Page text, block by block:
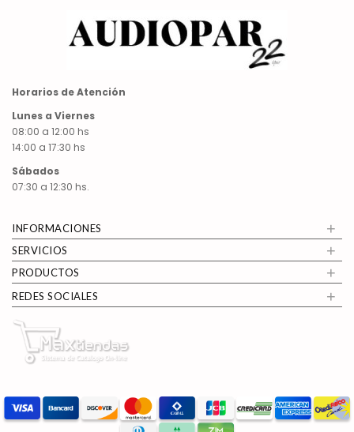
Horarios de Atención
Lunes a Viernes
08:00 a 12:00 hs
14:00 a 17:30 hs
Sábados
07:30 a 12:30 hs.
INFORMACIONES +
SERVICIOS +
PRODUCTOS +
REDES SOCIALES +